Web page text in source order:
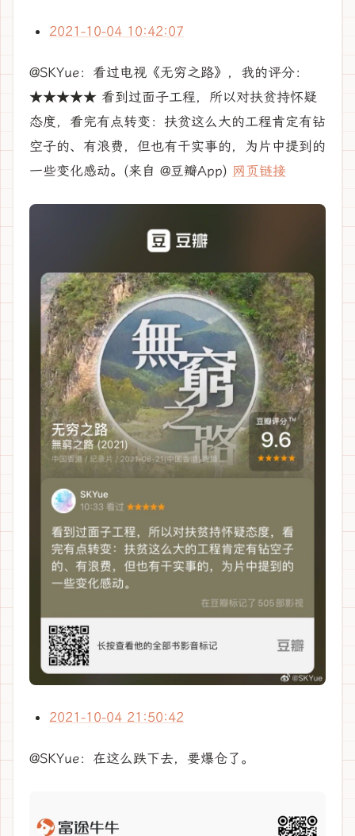
2021-10-04 10:42:07
@SKYue：看过电视《无穷之路》，我的评分：
★★★★★ 看到过面子工程，所以对扶贫持怀疑
态度，看完有点转变：扶贫这么大的工程肯定有钻
空子的、有浪费，但也有干实事的，为片中提到的
一些变化感动。(来自 @豆瓣App) 网页链接
2021-10-04 21:50:42
@SKYue：在这么跌下去，要爆仓了。